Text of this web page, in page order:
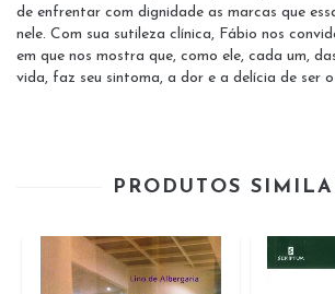
de enfrentar com dignidade as marcas que
nele. Com sua sutileza clínica, Fábio nos
em que nos mostra que, como ele, cada um,
vida, faz seu sintoma, a dor e a delícia de ser o
PRODUTOS